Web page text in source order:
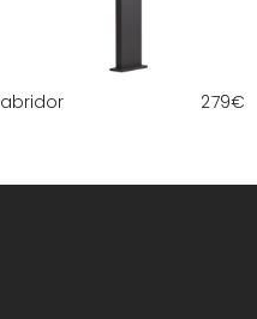
abridor 279€